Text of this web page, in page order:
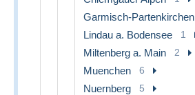
Garmisch-Partenkirchen
Lindau a. Bodensee 1
Miltenberg a. Main 2
Muenchen 6
Nuernberg 5